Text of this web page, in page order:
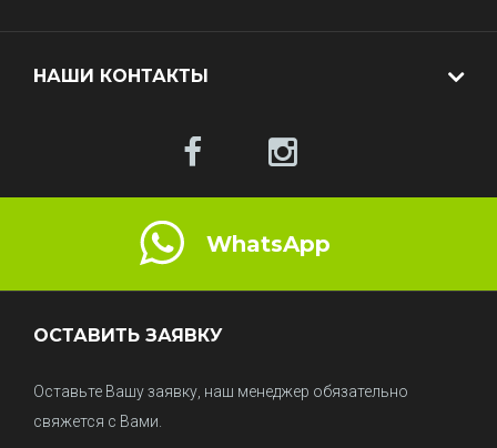
НАШИ КОНТАКТЫ
WhatsApp
ОСТАВИТЬ ЗАЯВКУ
Оставьте Вашу заявку, наш менеджер обязательно
свяжется с Вами.